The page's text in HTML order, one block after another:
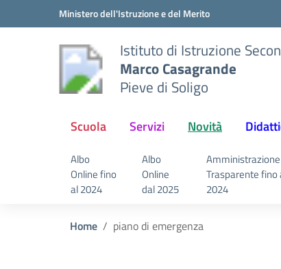
Vai ai contenuti
Vai al menu di navigazioneMinistero dell'Istruzione e del Merito
Istituto di Istruzione
Marco Casagrande
Pieve di Soligo
Scuola Servizi Novità
Albo
Online fino
al 2024
Albo
Online
dal 2025
Amministrazione
Trasparente fino
2024
Home piano di emergenza